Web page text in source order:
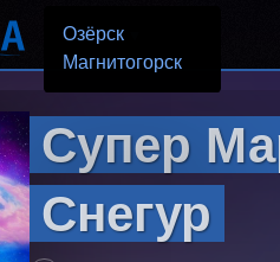
Озёрск
Озёрск
Магнитогорск
Супер
Снегур